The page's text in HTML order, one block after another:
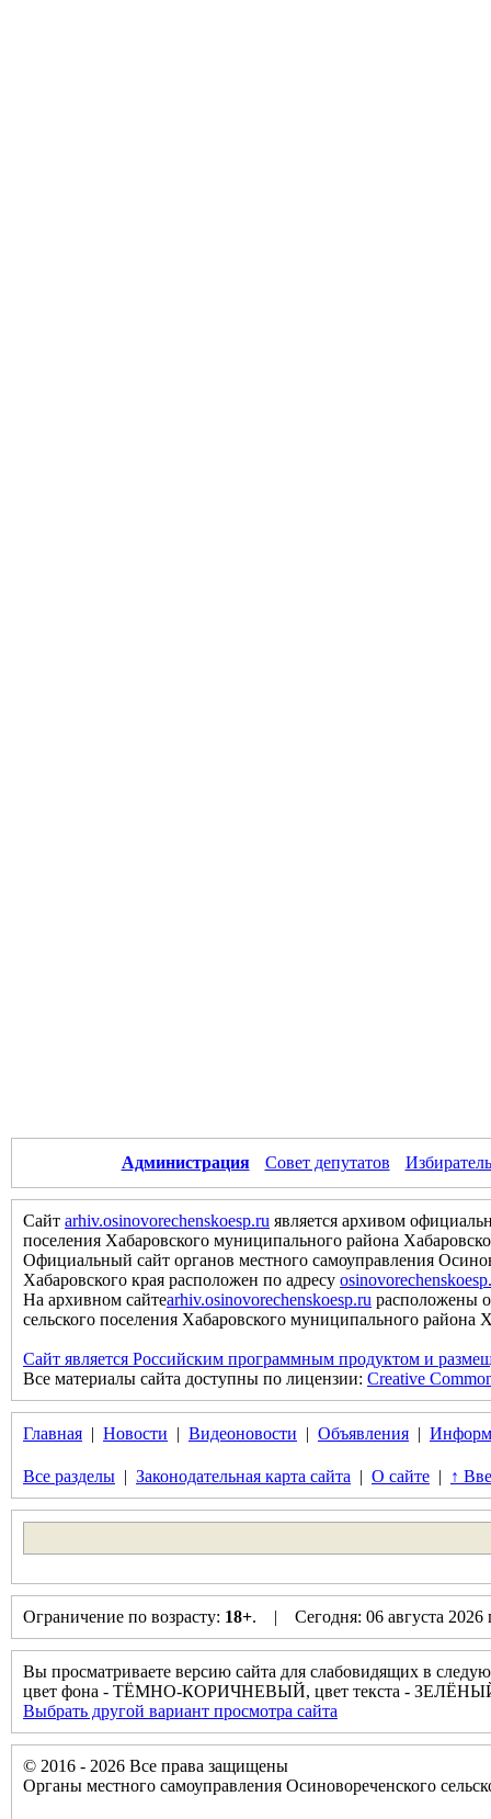
Администрация Совет депутатов
Сайт arhiv.osinovorechenskoesp.ru является архивом
поселения Хабаровского муниципального района
Официальный сайт органов местного самоуправления
Хабаровского края расположен по адресу
На архивном сайтеarhiv.osinovorechenskoesp.ru расположены
сельского поселения Хабаровского муниципального района
Сайт является Российским программным продуктом и
Все материалы сайта доступны по лицензии: Creative
Главная | Новости | Видеоновости | Объявления |
Все разделы | Законодательная карта сайта | О сайте | ↑
Ограничение по возрасту: 18+. | Сегодня: 06 августа
Вы просматриваете версию сайта для слабовидящих в
цвет фона - ТЁМНО-КОРИЧНЕВЫЙ, цвет текста -
Выбрать другой вариант просмотра сайта
© 2016 - 2026 Все права защищены
Органы местного самоуправления Осиновореченского